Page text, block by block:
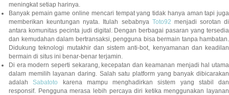
meningkat setiap harinya.
Banyak pemain game online mencari tempat yang tidak hanya aman tapi juga
memberikan keuntungan nyata. Itulah sebabnya Toto92 menjadi sorotan di
antara komunitas pecinta judi digital. Dengan berbagai pasaran yang tersedia
dan kemudahan dalam bertransaksi, pengguna bisa bermain tanpa hambatan.
Didukung teknologi mutakhir dan sistem anti-bot, kenyamanan dan keadilan
bermain di situs ini benar-benar terjamin.
Di era modern seperti sekarang, kecepatan dan keamanan menjadi hal utama
dalam memilih layanan daring. Salah satu platform yang banyak dibicarakan
adalahSabatoto karena mampu menghadirkan sistem yang stabil dan
responsif. Pengguna merasa lebih percaya diri ketika menggunakan layanan